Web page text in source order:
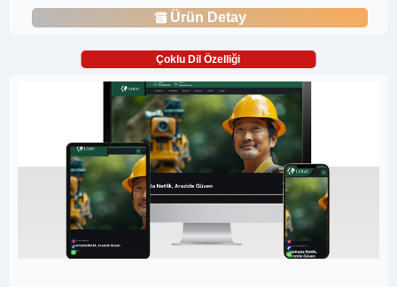
Ürün Detay
Çoklu Dil Özelliği